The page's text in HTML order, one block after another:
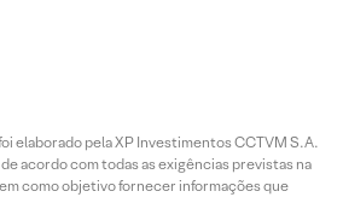
elaborado pela XP Investimentos CCTVM S.A.
acordo com todas as exigências previstas na
como objetivo fornecer informações que